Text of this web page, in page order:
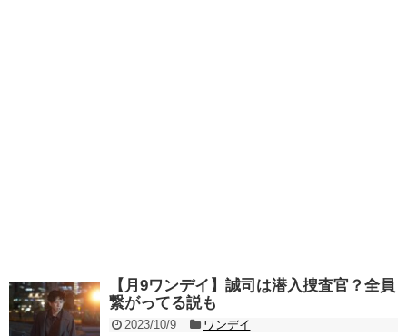
【月9ワンデイ】誠司は潜入捜査官？全員
繋がってる説も
2023/10/9
ワンデイ